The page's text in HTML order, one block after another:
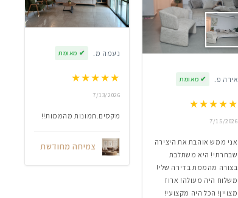
אירה פ. ✔ מאומת
★★★★★
7/15/2026
אני ממש אוהבת את היצירה
שבחרתי! היא משתלבת
בצורה מהממת בדירה שלי!
משלוח היה מעולה! ארוז
מצויין! הכל היה מקצועי!
נעמה מ. ✔ מאומת
★★★★★
7/13/2026
מקסים.תמונות מהממות!!
צמיחה מחודשת